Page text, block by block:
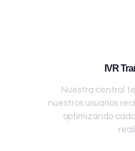
IVR
Nuestra central
nuestros usuarios
optimizando